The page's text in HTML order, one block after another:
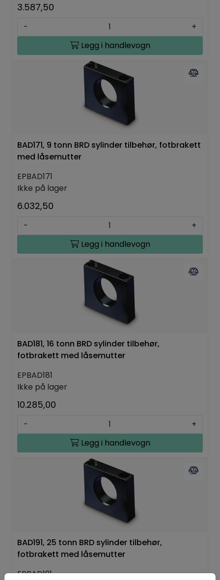
3.587,50
-
+
Legg i handlevogn
BAD171, 9 tonn BRD sylinder tilbehør, fotbrakett
med låsemutter
EPBAD171
Ikke på lager
6.032,50
-
+
Legg i handlevogn
BAD181, 16 tonn BRD sylinder tilbehør,
fotbrakett med låsemutter
EPBAD181
Ikke på lager
10.285,00
-
+
Legg i handlevogn
BAD191, 25 tonn BRD sylinder tilbehør,
fotbrakett med låsemutter
EPBAD191